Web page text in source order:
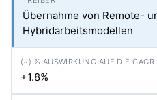
Übernahme von Remote-
Hybridarbeitsmodellen
+1.8%